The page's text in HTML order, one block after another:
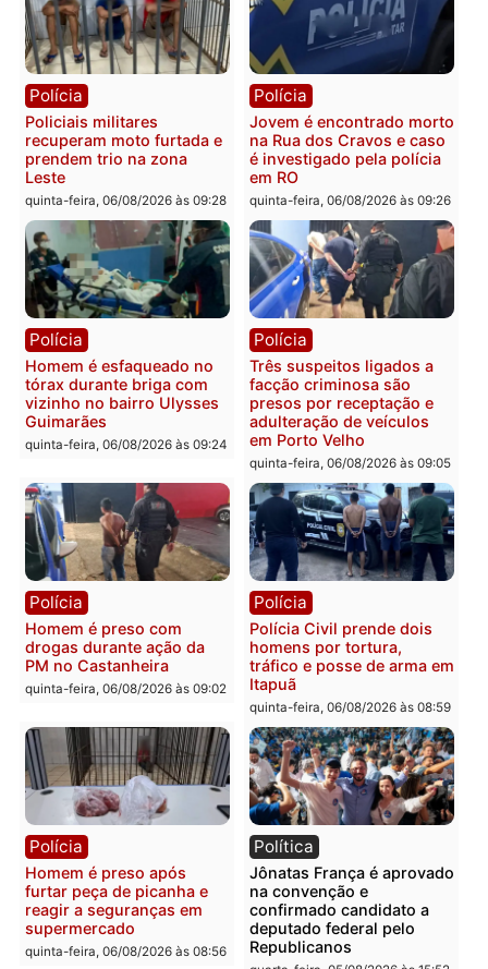
Categorias
Polícia
Você também vai querer ler...
Polícia
Policiais militares
recuperam moto furtada e
prendem trio na zona
Leste
quinta-feira, 06/08/2026 às 09:28
Polícia
Jovem é encontrado
na Rua dos Cravos e
é investigado pela
em RO
quinta-feira, 06/08/2026 às
Polícia
Homem é esfaqueado no
tórax durante briga com
vizinho no bairro Ulysses
Guimarães
quinta-feira, 06/08/2026 às 09:24
Polícia
Três suspeitos ligados a
facção criminosa são
presos por receptação e
adulteração de veículos
em Porto Velho
quinta-feira, 06/08/2026 às
Polícia
Homem é preso com
drogas durante ação da
PM no Castanheira
Polícia
Polícia Civil prende dois
homens por tortura,
tráfico e posse de arma